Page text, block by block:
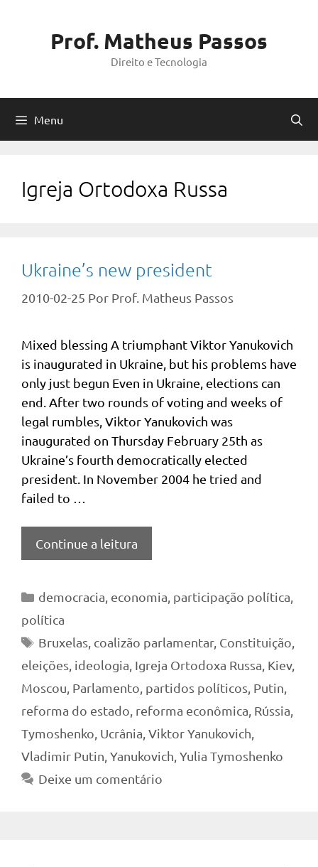
Prof. Matheus Passos
Direito e Tecnologia
Menu
Igreja Ortodoxa Russa
Ukraine’s new president
2010-02-25 Por Prof. Matheus Passos
Mixed blessing A triumphant Viktor Yanukovich
is inaugurated in Ukraine, but his problems have
only just begun Even in Ukraine, elections can
end. After two rounds of voting and weeks of
legal rumbles, Viktor Yanukovich was
inaugurated on Thursday February 25th as
Ukraine’s fourth democratically elected
president. In November 2004 he tried and
failed to …
Continue a leitura
Categorias
democracia economia participação política
política
Tags
Bruxelas, coalizão parlamentar, Constituição
eleições ideologia Igreja Ortodoxa Russa Kiev,
Moscou Parlamento partidos políticos Putin
reforma do estado reforma econômica Rússia
Tymoshenko Ucrânia Viktor Yanukovich
Vladimir Putin Yanukovich Yulia Tymoshenko
Deixe um comentário